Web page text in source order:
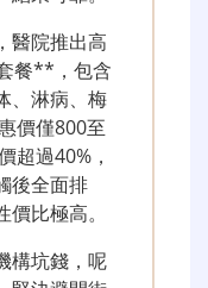
醫院推出高
餐**，包含
、淋病、梅
價僅800至
超過40%，
後全面排
比極高。
構坑錢，呢